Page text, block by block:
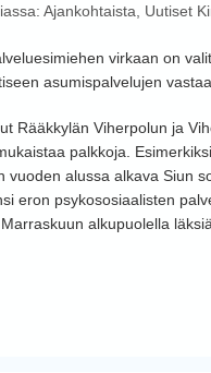
Ajankohtaista Uutiset
virkaan on
asumispalvelujen
Rääkkylän Viherpolun ja
palkkoja.
vuoden alussa alkava Siun
eron psykososiaalisten
alkupuolella